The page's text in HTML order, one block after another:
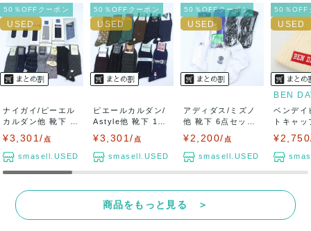
50％OFFクーポン
ナイガイ/ピーエル
カルダン他 靴下 13
点セット ...
¥3,301/ 点
smasell.USED
50％OFFクーポン
ピエールカルダン/
Astyle他 靴下 11
点セッ...
¥3,301/ 点
smasell.USED
50％OFFクーポン
アディダス/ミズノ
他 靴下 6点セット
未使用 ス...
¥2,200/ 点
smasell.USED
50％OFF
BEN
ベンデイ
トキャ
ランド
商品をもっと見る ＞